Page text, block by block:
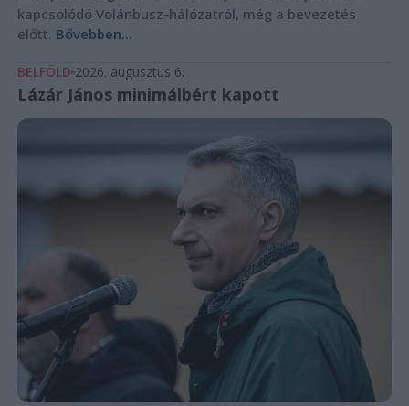
kapcsolódó Volánbusz-hálózatról, még a bevezetés
előtt. Bővebben...
BELFÖLD 2026. augusztus 6.
Lázár János minimálbért kapott